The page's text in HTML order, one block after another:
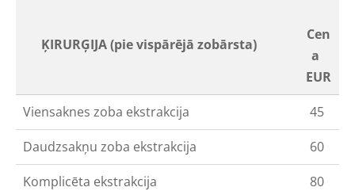
ĶIRURĢIJA (pie vispārējā zobārsta)
Cen
a
EUR
Viensaknes zoba ekstrakcija
45
Daudzsakņu zoba ekstrakcija
60
Komplicēta ekstrakcija
80